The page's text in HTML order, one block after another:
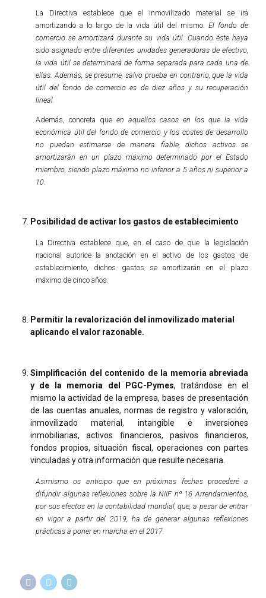
La Directiva establece que el inmovilizado material se irá
amortizando a lo largo de la vida útil del mismo. El fondo de
comercio se amortizará durante su vida útil. Cuando éste haya
sido asignado entre diferentes unidades generadoras de efectivo,
la vida útil se determinará de forma separada para cada una de
ellas. Además, se presume, salvo prueba en contrario, que la vida
útil del fondo de comercio es de diez años y su recuperación
lineal.
Además, concreta que en aquellos casos en los que la vida
económica útil del fondo de comercio y los costes de desarrollo
no puedan estimarse de manera fiable, dichos activos se
amortizarán en un plazo máximo determinado por el Estado
miembro, siendo plazo máximo no inferior a 5 años ni superior a
10.
Posibilidad de activar los gastos de establecimiento
La Directiva establece que, en el caso de que la legislación
nacional autorice la anotación en el activo de los gastos de
establecimiento, dichos gastos se amortizarán en el plazo
máximo de cinco años.
Permitir la revalorización del inmovilizado material
aplicando el valor razonable.
Simplificación del contenido de la memoria abreviada
y de la memoria del PGC-Pymes, tratándose en el
mismo la actividad de la empresa, bases de presentación
de las cuentas anuales, normas de registro y valoración,
inmovilizado material, intangible e inversiones
inmobiliarias, activos financieros, pasivos financieros,
fondos propios, situación fiscal, operaciones con partes
vinculadas y otra información que resulte necesaria.
Asimismo os anticipo que en próximas fechas procederé a
difundir algunas reflexiones sobre la NIIF nº 16 Arrendamientos,
por sus efectos en la contabilidad mundial, que, a pesar de entrar
en vigor a partir del 2019, ha de generar algunas reflexiones
prácticas a poner en marcha en el 2017.